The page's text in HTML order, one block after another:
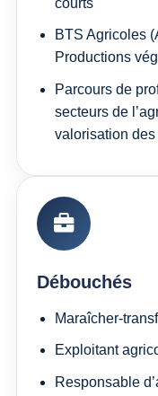
courts
BTS Agricoles
Productions
Parcours de
secteurs de
valorisation
Débouchés
Maraîcher-
Exploitant
Responsable